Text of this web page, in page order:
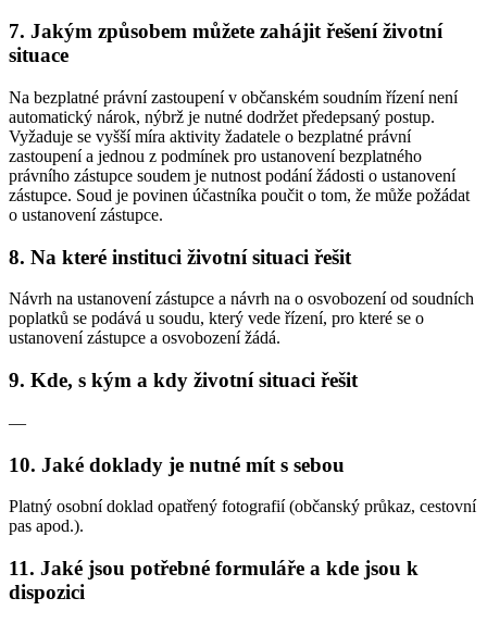
7. Jakým způsobem můžete zahájit řešení životní
situace
Na bezplatné právní zastoupení v občanském soudním řízení není
automatický nárok, nýbrž je nutné dodržet předepsaný postup.
Vyžaduje se vyšší míra aktivity žadatele o bezplatné právní
zastoupení a jednou z podmínek pro ustanovení bezplatného
právního zástupce soudem je nutnost podání žádosti o ustanovení
zástupce. Soud je povinen účastníka poučit o tom, že může požádat
o ustanovení zástupce.
8. Na které instituci životní situaci řešit
Návrh na ustanovení zástupce a návrh na o osvobození od soudních
poplatků se podává u soudu, který vede řízení, pro které se o
ustanovení zástupce a osvobození žádá.
9. Kde, s kým a kdy životní situaci řešit
—
10. Jaké doklady je nutné mít s sebou
Platný osobní doklad opatřený fotografií (občanský průkaz, cestovní
pas apod.).
11. Jaké jsou potřebné formuláře a kde jsou k
dispozici